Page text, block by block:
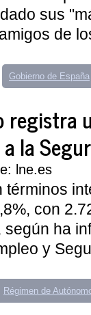
sus
de
Gobierno de España
registra
la
lne.es
términos
con
según ha
y
Régimen de